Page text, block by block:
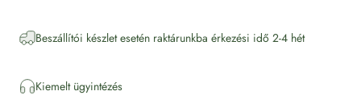
Beszállítói készlet esetén raktárunkba érkezési idő 2-4 hét
Kiemelt ügyintézés